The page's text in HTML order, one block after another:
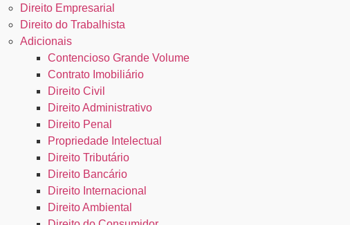
Direito Empresarial
Direito do Trabalhista
Adicionais
Contencioso Grande Volume
Contrato Imobiliário
Direito Civil
Direito Administrativo
Direito Penal
Propriedade Intelectual
Direito Tributário
Direito Bancário
Direito Internacional
Direito Ambiental